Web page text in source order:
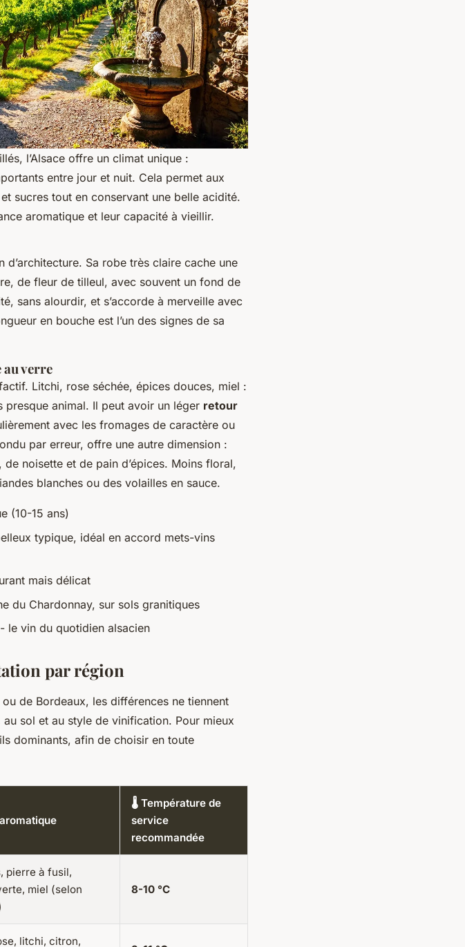
l’Alsace offre un climat unique :
entre jour et nuit. Cela permet aux
sucres tout en conservant une belle acidité.
aromatique et leur capacité à vieillir.
Sa robe très claire cache une
de fleur de tilleul, avec souvent un fond de
sans alourdir, et s’accorde à merveille avec
en bouche est l’un des signes de sa
verre
Litchi, rose séchée, épices douces, miel :
animal. Il peut avoir un léger retour
avec les fromages de caractère ou
par erreur, offre une autre dimension :
noisette et de pain d’épices. Moins floral,
blanches ou des volailles en sauce.
(10-15 ans)
typique, idéal en accord mets-vins
mais délicat
du Chardonnay, sur sols granitiques
le vin du quotidien alsacien
par région
de Bordeaux, les différences ne tiennent
sol et au style de vinification. Pour mieux
dominants, afin de choisir en toute
🌡️ Température de
service
recommandée
pierre à fusil,
miel (selon
8-10 °C
litchi, citron,